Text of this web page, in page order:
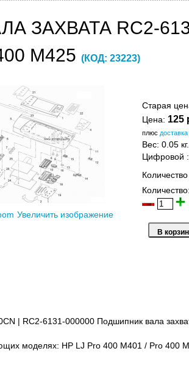
ЗАХВАТА RC2-
M425 (КОД: 23223)
Увеличить изображение
Старая
Цена: 125
плюс доставка
Вес: 0.05 кг.
Цифровой
| RC2-6131-000000 Подшипник вала
моделях: HP LJ Pro 400 M401 / Pro 400